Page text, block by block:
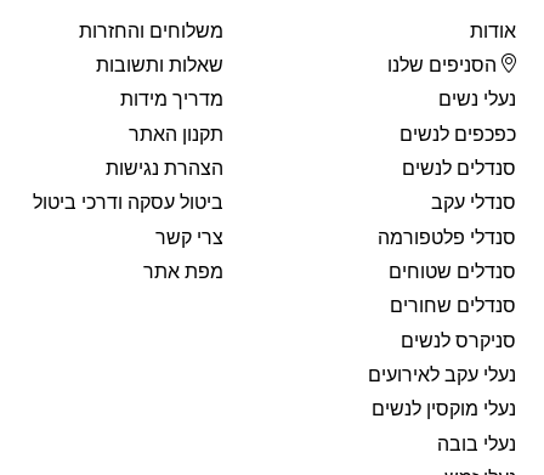
אודות
הסניפים שלנו
נעלי נשים
כפכפים לנשים
סנדלים לנשים
סנדלי עקב
סנדלי פלטפורמה
סנדלים שטוחים
סנדלים שחורים
סניקרס לנשים
נעלי עקב לאירועים
נעלי מוקסין לנשים
נעלי בובה
משלוחים והחזרות
שאלות ותשובות
מדריך מידות
תקנון האתר
הצהרת נגישות
ביטול עסקה ודרכי ביטול
צרי קשר
מפת אתר